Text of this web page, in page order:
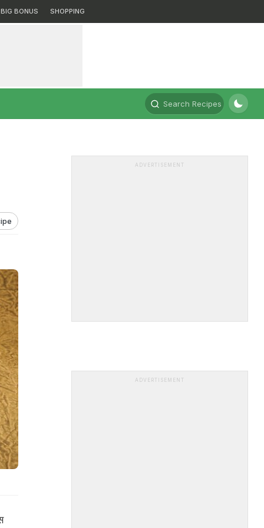
BIG BONUS SHOPPING
Search Recipes
ADVERTISEMENT
ADVERTISEMENT